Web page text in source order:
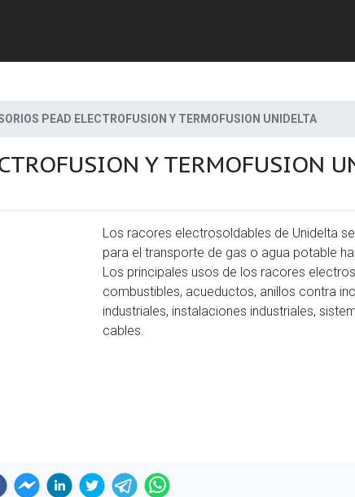
PEAD ELECTROFUSION Y TERMOFUSION UNIDELTA
Y TERMOFUSION
Los racores electrosoldables de Unidelta
para el transporte de gas o agua potable
Los principales usos de los racores
combustibles, acueductos, anillos contra
industriales, instalaciones industriales,
cables.